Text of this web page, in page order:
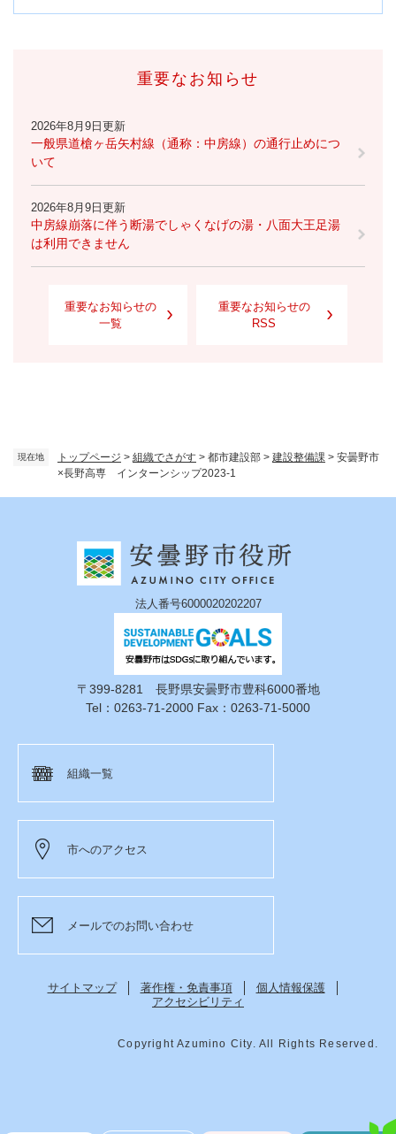
現在地 トップページ > 組織でさがす > 都市建設部 > 建設整備課 > 安曇野市
×長野高専 インターンシップ2023-1
重要なお知らせ
2026年8月9日更新
一般県道槍ヶ岳矢村線（通称：中房線）の通行止めにつ
いて
2026年8月9日更新
中房線崩落に伴う断湯でしゃくなげの湯・八面大王足湯
は利用できません
重要なお知らせの
一覧
重要なお知らせの
RSS
法人番号6000020202207
〒399-8281 長野県安曇野市豊科6000番地
Tel：0263-71-2000 Fax：0263-71-5000
組織一覧
市へのアクセス
メールでのお問い合わせ
サイトマップ 著作権・免責事項
個人情報保護
アクセシビリティ
Copyright Azumino City. All Rights Reserved.